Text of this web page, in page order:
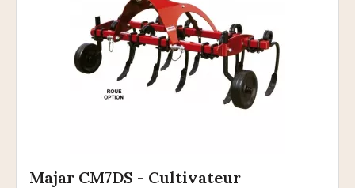
Majar CM7DS - Cultivateur